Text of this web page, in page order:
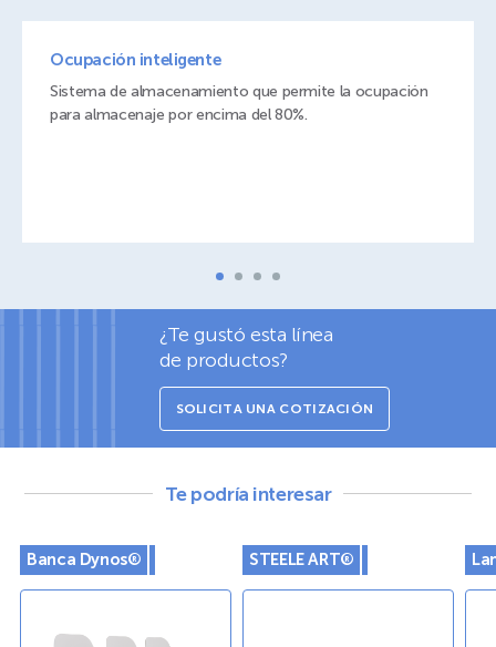
Ocupación inteligente
Sistema de almacenamiento que permite la ocupación
para almacenaje por encima del 80%.
¿Te gustó esta línea
de productos?
SOLICITA UNA COTIZACIÓN
Te podría interesar
Banca Dynos® STEELE ART®